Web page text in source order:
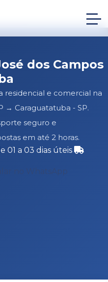
dos Campos
residencial e comercial na
→ Caraguatatuba - SP.
seguro e
em até 2 horas.
01 a 03 dias úteis
no WhatsApp